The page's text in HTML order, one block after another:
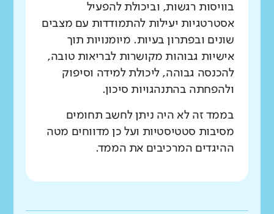
בוויסות רגשות, וביכולת להפעיל
אסטרטגיות יעילות להתמודדות עם מצבים
שונים ובפתרון בעיות. מיומנויות תוך
אישיות גבוהות מקושרות לבריאות טובה,
להכנסה גבוהה, ליכולת למידה וסיפוק
ולהפחתה בהתנהגויות סיכון.
בממד זה לא היה ניתן לחשב תחומים
מסיבות סטטיסטיות ועל כן מדווחים מטה
ההיגדים המרכיבים את הממד.